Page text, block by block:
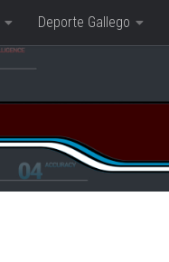
Deporte Gallego